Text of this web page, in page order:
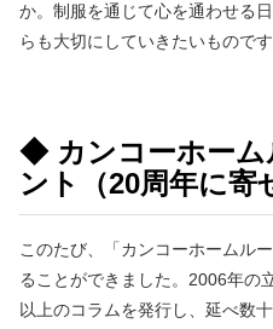
か。制服を通じて心を通わせる
らも大切にしていきたいものです
◆ カンコーホーム
ント（20周年に寄
このたび、「カンコーホームル
ることができました。2006年の
以上のコラムを発行し、延べ数